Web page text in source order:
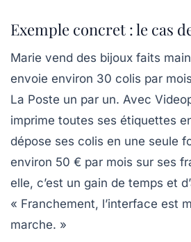
Exemple concret : le cas
Marie vend des bijoux faits
envoie environ 30 colis par
La Poste un par un. Avec
imprime toutes ses étiquettes
dépose ses colis en une seule
environ 50 € par mois sur ses
elle, c’est un gain de temps et
« Franchement, l’interface est
marche. »